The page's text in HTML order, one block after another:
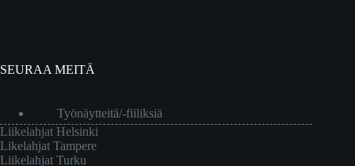
SEURAA MEITÄ
Työnäytteitä/-fiiliksiä
Liikelahjat Helsinki
Likelahjat Tampere
Liikelahjat Turku